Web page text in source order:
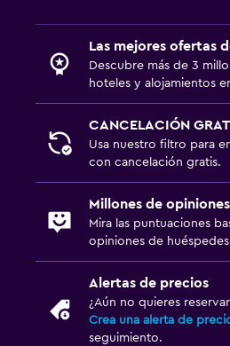
Las mejores ofertas
Descubre más de 3
hoteles y alojamientos
CANCELACIÓN
Usa nuestro filtro para
con cancelación gratis.
Millones de opiniones
Mira las puntuaciones
opiniones de huéspedes
Alertas de precios
¿Aún no quieres
Crea una alerta de
seguimiento.